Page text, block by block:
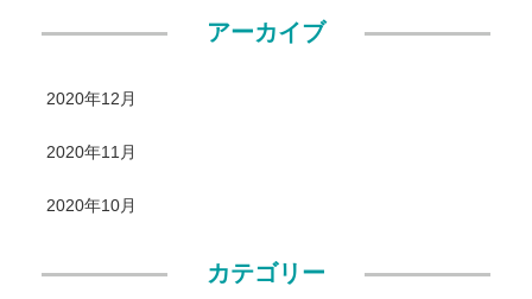
アーカイブ
2020年12月
2020年11月
2020年10月
カテゴリー